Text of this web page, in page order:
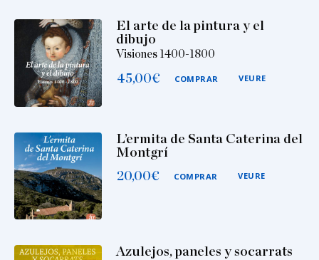
El arte de la pintura y el
dibujo
Visiones 1400-1800
45,00€ COMPRAR VEURE
L’ermita de Santa Caterina del
Montgrí
20,00€ COMPRAR VEURE
Azulejos, paneles y socarrats